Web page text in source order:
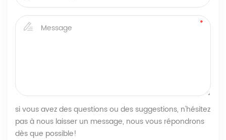
si vous avez des questions ou des suggestions, n'hésitez
pas à nous laisser un message, nous vous répondrons
dès que possible!